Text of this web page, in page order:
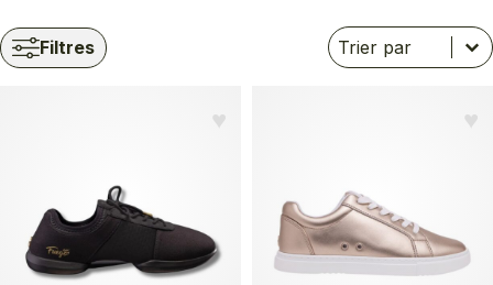
Filtres Trier
Trier le contenu
Trier le contenu
♥︎ ♥︎